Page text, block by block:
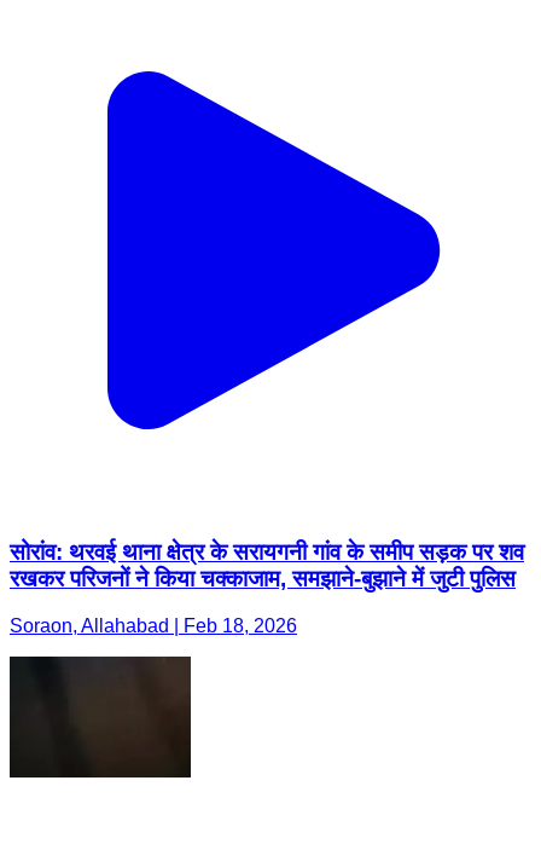
सोरांव: थरवई थाना क्षेत्र के सरायगनी गांव के समीप सड़क पर शव
रखकर परिजनों ने किया चक्काजाम, समझाने-बुझाने में जुटी पुलिस
Soraon, Allahabad | Feb 18, 2026